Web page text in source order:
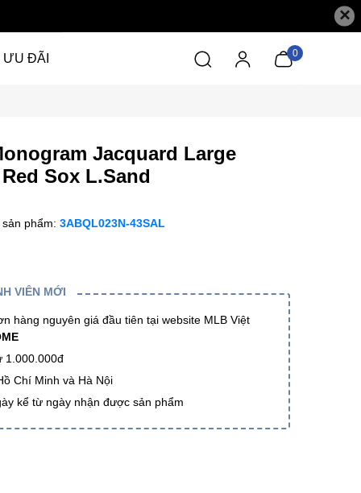
×
ƯU ĐÃI 0
Jacquard Large
Sox L.Sand
phẩm: 3ABQL023N-43SAL
VIÊN MỚI
hàng nguyên giá đầu tiên tại website MLB Việt
1.000.000đ
Chí Minh và Hà Nội
kể từ ngày nhận được sản phẩm